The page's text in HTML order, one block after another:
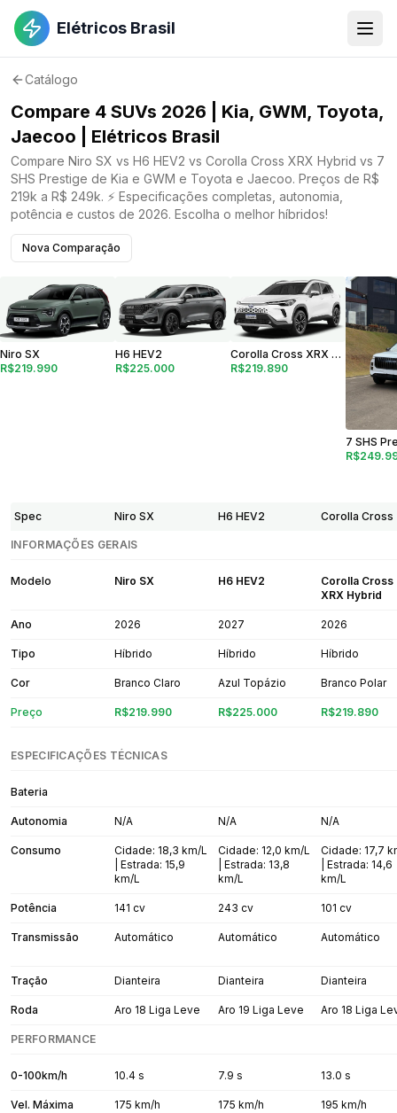
Elétricos Brasil
Catálogo
Compare 4 SUVs 2026 | Kia, GWM, Toyota,
Jaecoo | Elétricos Brasil
Compare Niro SX vs H6 HEV2 vs Corolla Cross XRX Hybrid vs 7
SHS Prestige de Kia e GWM e Toyota e Jaecoo. Preços de R$
219k a R$ 249k. ⚡ Especificações completas, autonomia,
potência e custos de 2026. Escolha o melhor híbridos!
Nova Comparação
Niro SX
R$219.990
H6 HEV2
R$225.000
Corolla Cross XRX Hybrid
R$219.890
7 SHS
Spec Niro SX H6 HEV2 Corolla Cross
INFORMAÇÕES GERAIS
Modelo Niro SX H6 HEV2
Corolla Cross
XRX Hybrid
Ano 2026 2027 2026
Tipo Híbrido Híbrido Híbrido
Cor Branco Claro Azul Topázio Branco Polar
Preço R$219.990 R$225.000 R$219.890
ESPECIFICAÇÕES TÉCNICAS
Bateria
Autonomia N/A N/A N/A
Consumo
Cidade: 18,3 km/L
| Estrada: 15,9
km/L
Cidade: 12,0 km/L
| Estrada: 13,8
km/L
Cidade: 17,7
| Estrada: 14,6
km/L
Potência 141 cv 243 cv 101 cv
Transmissão Automático Automático Automático
Tração Dianteira Dianteira Dianteira
Roda Aro 18 Liga Leve Aro 19 Liga Leve Aro 18 Liga
PERFORMANCE
0-100km/h 10.4 s 7.9 s 13.0 s
Vel. Máxima 175 km/h 175 km/h 195 km/h